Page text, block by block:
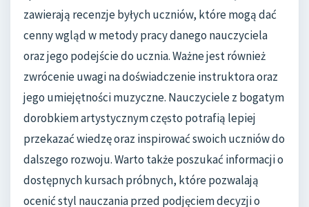
zawierają recenzje byłych uczniów, które mogą dać
cenny wgląd w metody pracy danego nauczyciela
oraz jego podejście do ucznia. Ważne jest również
zwrócenie uwagi na doświadczenie instruktora oraz
jego umiejętności muzyczne. Nauczyciele z bogatym
dorobkiem artystycznym często potrafią lepiej
przekazać wiedzę oraz inspirować swoich uczniów do
dalszego rozwoju. Warto także poszukać informacji o
dostępnych kursach próbnych, które pozwalają
ocenić styl nauczania przed podjęciem decyzji o